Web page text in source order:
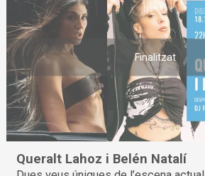
Finalitzat
Queralt Lahoz i Belén Natalí